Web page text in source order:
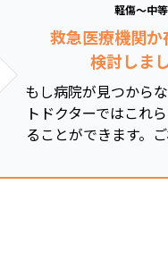
軽傷～中
救急医療機関か
検討しま
もし病院が見つから
トドクターではこれ
ることができます。